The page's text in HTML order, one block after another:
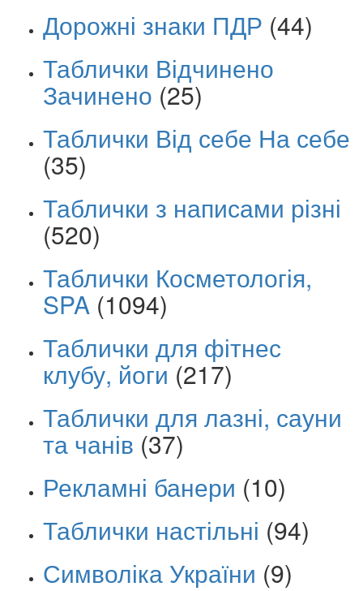
Дорожні знаки ПДР (44)
Таблички Відчинено
Зачинено (25)
Таблички Від себе На себе
(35)
Таблички з написами різні
(520)
Таблички Косметологія,
SPA (1094)
Таблички для фітнес
клубу, йоги (217)
Таблички для лазні, сауни
та чанів (37)
Рекламні банери (10)
Таблички настільні (94)
Символіка України (9)